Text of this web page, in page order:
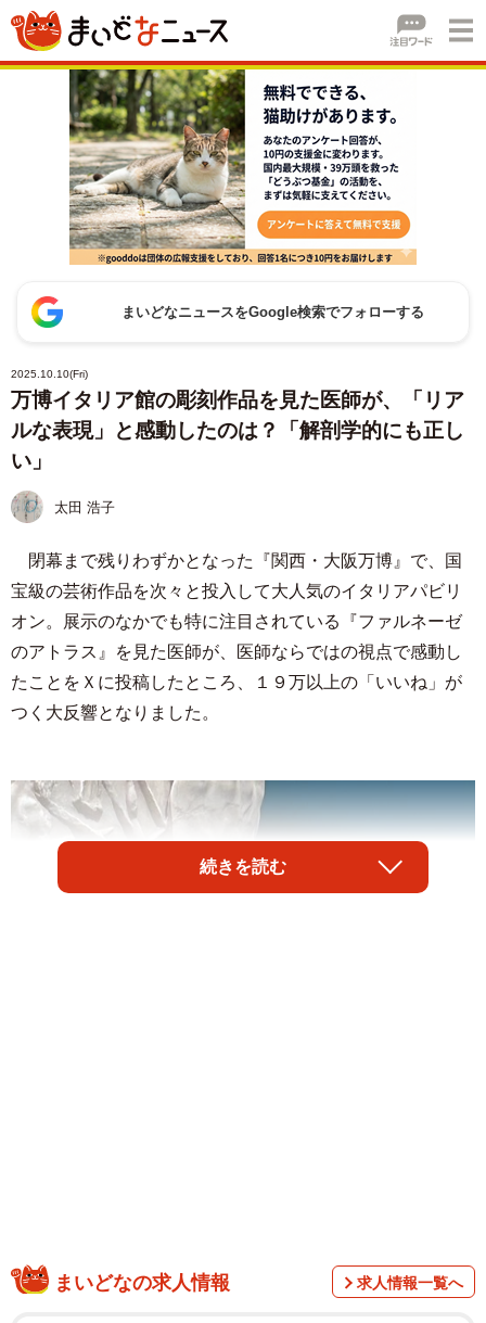
まいどなニュースをGoogle検索でフォローする
2025.10.10(Fri)
万博イタリア館の彫刻作品を見た医師が、「リア
ルな表現」と感動したのは？「解剖学的にも正し
い」
太田 浩子
閉幕まで残りわずかとなった『関西・大阪万博』で、国
宝級の芸術作品を次々と投入して大人気のイタリアパビリ
オン。展示のなかでも特に注目されている『ファルネーゼ
のアトラス』を見た医師が、医師ならではの視点で感動し
たことをＸに投稿したところ、１９万以上の「いいね」が
つく大反響となりました。
続きを読む
まいどなの求人情報 求人情報一覧へ